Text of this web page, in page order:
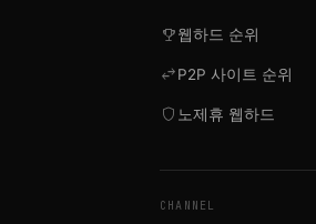
emoji_events웹하드 순위
swap_horizP2P 사이트 순위
shield 노제휴 웹하드
CHANNEL